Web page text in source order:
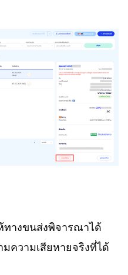
ทางขนส่งพิจารณาได้
ความเสียหายจริงที่ได้